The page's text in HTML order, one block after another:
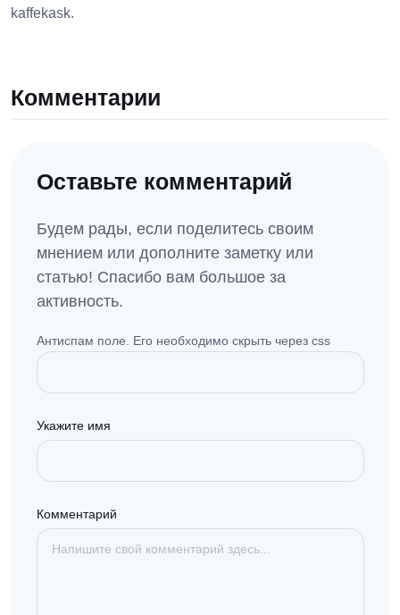
kaffekask.
Комментарии
Оставьте комментарий
Будем рады, если поделитесь своим
мнением или дополните заметку или
статью! Спасибо вам большое за
активность.
Антиспам поле. Его необходимо скрыть через css
Укажите имя
Комментарий